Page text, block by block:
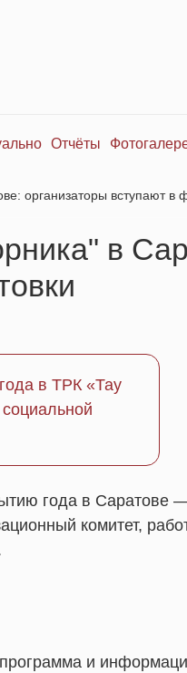
Отчёты
организаторы вступают в
в
в ТРК «Тау
года в
комитет,
и